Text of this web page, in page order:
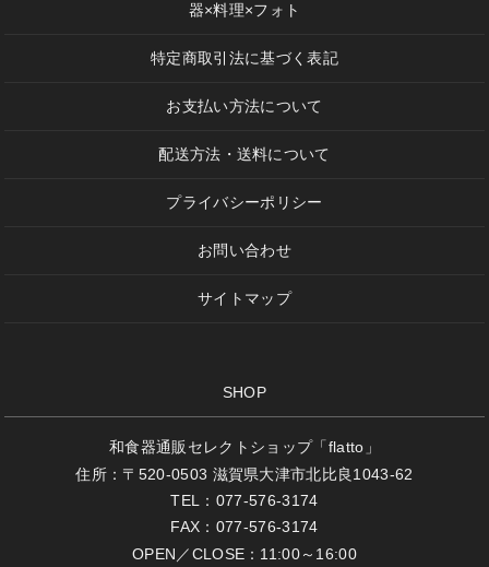
器×料理×フォト
特定商取引法に基づく表記
お支払い方法について
配送方法・送料について
プライバシーポリシー
お問い合わせ
サイトマップ
SHOP
和食器通販セレクトショップ「flatto」
住所：〒520-0503 滋賀県大津市北比良1043-62
TEL：077-576-3174
FAX：077-576-3174
OPEN／CLOSE：11:00～16:00